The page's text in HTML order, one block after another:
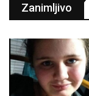
Zanimljivo